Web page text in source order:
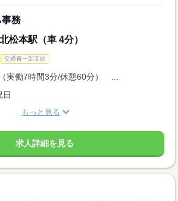
務
松本駅（車 4分）
交通費一部支給
実働7時間3分/休憩60分） ...
日
もっと見る
求人詳細を見る